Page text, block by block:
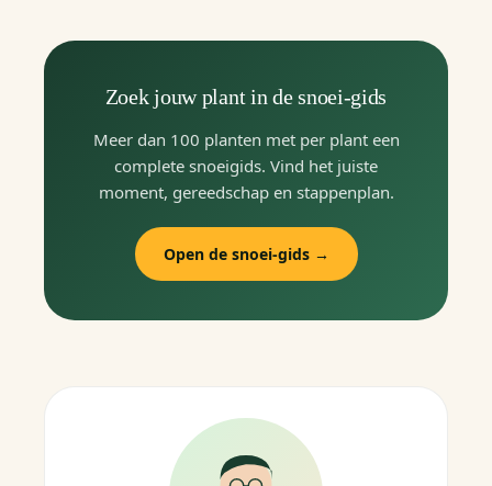
Zoek jouw plant in de snoei-gids
Meer dan 100 planten met per plant een
complete snoeigids. Vind het juiste
moment, gereedschap en stappenplan.
Open de snoei-gids →